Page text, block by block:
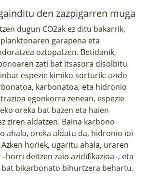
den zazpigarren muga
dugun CO2ak ez ditu bakarrik,
garapena eta
oztopatzen. Betidanik,
zati bat itsasora disolbitu
espezie kimiko sorturik: azido
karbonatoa, eta hidronio
egonkorra zenean, espezie
oreka bat bazen eta haien
ziren aldatzen. Baina karbono
ahala, oreka aldatu da, hidronio ioi
horiek, ugaritu ahala, uraren
deitzen zaio azidifikazioa–, eta
bikarbonato bihurtzera behartu.